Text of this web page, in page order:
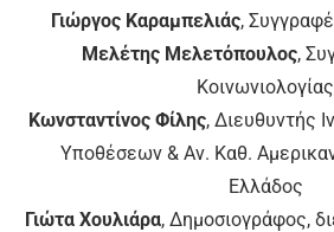
Γιώργος Καραμπελιάς,
Μελέτης Μελετόπουλος,
Κοινωνιολογίας
Κωνσταντίνος Φίλης, Διευθυντής
Υποθέσεων & Αν. Καθ.
Ελλάδος
Γιώτα Χουλιάρα, Δημοσιογράφος,